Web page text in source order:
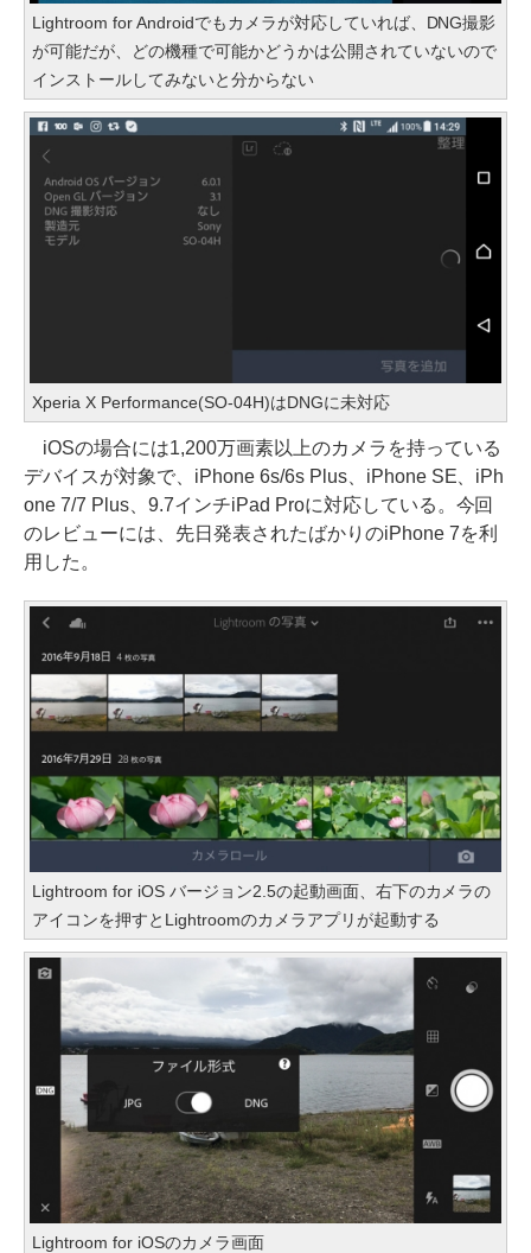
Lightroom for Androidでもカメラが対応していれば、DNG撮影
が可能だが、どの機種で可能かどうかは公開されていないので
インストールしてみないと分からない
Xperia X Performance(SO-04H)はDNGに未対応
iOSの場合には1,200万画素以上のカメラを持っている
デバイスが対象で、iPhone 6s/6s Plus、iPhone SE、iPh
one 7/7 Plus、9.7インチiPad Proに対応している。今回
のレビューには、先日発表されたばかりのiPhone 7を利
用した。
Lightroom for iOS バージョン2.5の起動画面、右下のカメラの
アイコンを押すとLightroomのカメラアプリが起動する
Lightroom for iOSのカメラ画面